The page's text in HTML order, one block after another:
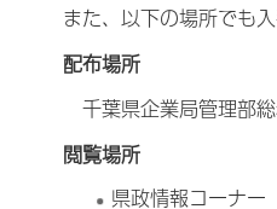
また、以下の場所でも
配布場所
千葉県企業局管理部
閲覧場所
県政情報コーナー